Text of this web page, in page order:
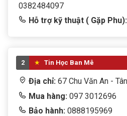
0382484097
Hỗ trợ kỹ thuật ( Gặp Phu):
2 Tin Học Ban Mê
Địa chỉ: 67 Chu Văn An -
Mua hàng: 097 3012696
Bảo hành: 0888195969